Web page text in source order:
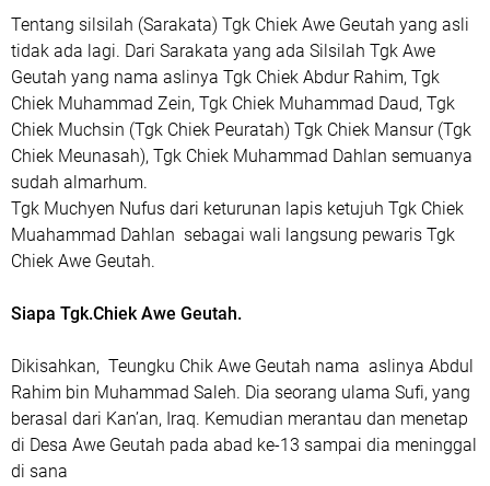
Tentang silsilah (Sarakata) Tgk Chiek Awe Geutah yang asli
tidak ada lagi. Dari Sarakata yang ada Silsilah Tgk Awe
Geutah yang nama aslinya Tgk Chiek Abdur Rahim, Tgk
Chiek Muhammad Zein, Tgk Chiek Muhammad Daud, Tgk
Chiek Muchsin (Tgk Chiek Peuratah) Tgk Chiek Mansur (Tgk
Chiek Meunasah), Tgk Chiek Muhammad Dahlan semuanya
sudah almarhum.
Tgk Muchyen Nufus dari keturunan lapis ketujuh Tgk Chiek
Muahammad Dahlan sebagai wali langsung pewaris Tgk
Chiek Awe Geutah.
Siapa Tgk.Chiek Awe Geutah.
Dikisahkan, Teungku Chik Awe Geutah nama aslinya Abdul
Rahim bin Muhammad Saleh. Dia seorang ulama Sufi, yang
berasal dari Kan’an, Iraq. Kemudian merantau dan menetap
di Desa Awe Geutah pada abad ke-13 sampai dia meninggal
di sana